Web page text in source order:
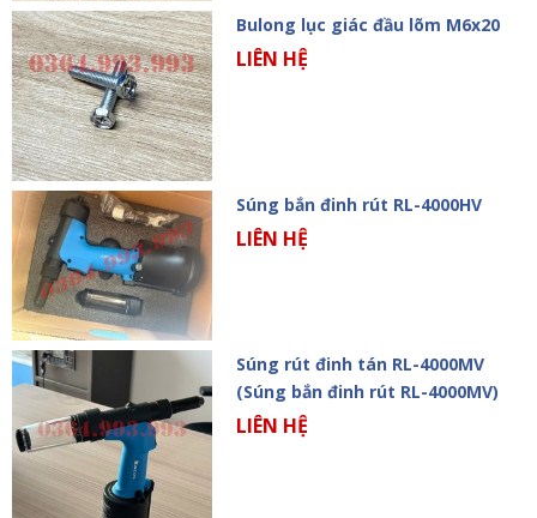
Bulong lục giác đầu lõm M6x20
LIÊN HỆ
Súng bắn đinh rút RL-4000HV
LIÊN HỆ
Súng rút đinh tán RL-4000MV
(Súng bắn đinh rút RL-4000MV)
LIÊN HỆ